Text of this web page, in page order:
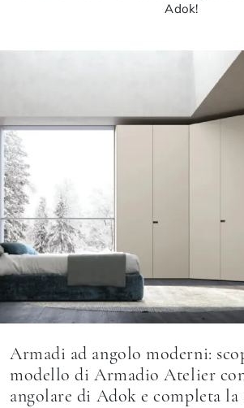
Adok!
Armadi ad angolo moderni:
modello di Armadio Atelier
angolare di Adok e completa la